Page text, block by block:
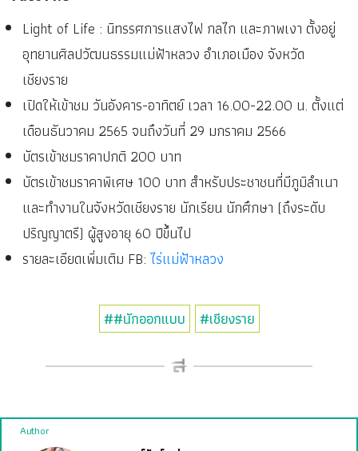
Light of Life : นิทรรศการแสงไฟ กลไก และภาพเงา ตั้งอยู่
อุทยานศิลปวัฒนธรรมแม่ฟ้าหลวง อำเภอเมือง จังหวัด
เชียงราย
เปิดให้เข้าชม วันอังคาร-อาทิตย์ เวลา 16.00-22.00 น. ตั้งแต่
เดือนธันวาคม 2565 จนถึงวันที่ 29 มกราคม 2566
บัตรเข้าชมราคาปกติ 200 บาท
บัตรเข้าชมราคาพิเศษ 100 บาท สำหรับประชาชนที่มีภูมิลำเนา
และทำงานในจังหวัดเชียงราย นักเรียน นักศึกษา (ถึงระดับ
ปริญญาตรี) ผู้สูงอายุ 60 ปีขึ้นไป
รายละเอียดเพิ่มเติม FB: ไร่แม่ฟ้าหลวง
##นักออกแบบ #เชียงราย
Author